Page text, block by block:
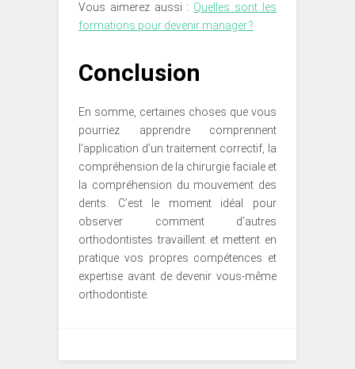
Vous aimerez aussi : Quelles sont les
formations pour devenir manager ?
Conclusion
En somme, certaines choses que vous
pourriez apprendre comprennent
l’application d’un traitement correctif, la
compréhension de la chirurgie faciale et
la compréhension du mouvement des
dents. C’est le moment idéal pour
observer comment d’autres
orthodontistes travaillent et mettent en
pratique vos propres compétences et
expertise avant de devenir vous-même
orthodontiste.